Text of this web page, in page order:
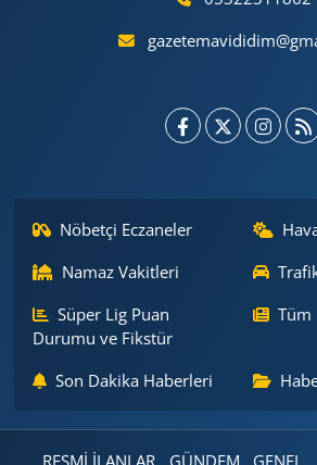
Nöbetçi Eczaneler
Namaz Vakitleri
Süper Lig Puan
Durumu ve Fikstür
Tüm
Son Dakika Haberleri